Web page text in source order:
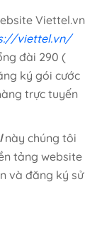
Viettel.vn
viettel.vn/
đài 290 (
ký gói cước
trực tuyến
này chúng tôi
tảng website
và đăng ký sử